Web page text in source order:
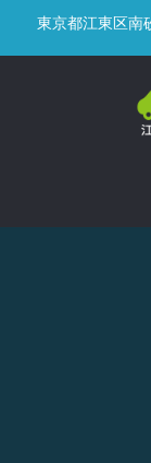
東京都江東区南